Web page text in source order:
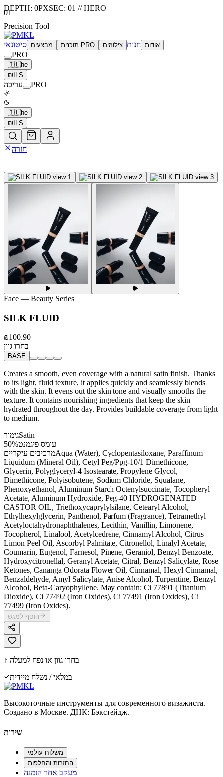
DEPTH: 0PXSEC: 01 //HERO
01
Precision Tool
חנות צילומים תוכנית PRO מבצעים סיטונאי אודות
PRO
🇮🇱he
₪ ILS
עריכה PRO
🇮🇱he
₪ ILS
חזרה
Face — Beauty Series
SILK FLUID
₪100.90
בחרו גוון
BASE
Creates a smooth, even coverage with a natural satin finish. Thanks
to its light, fluid texture, it applies quickly and seamlessly blends
with the skin. It evens out the skin tone and visually smooths the
texture. It contains nourishing ingredients that keep the skin
hydrated throughout the day. Provides buildable coverage from light
to medium.
גימורSatin
עומס פיגמנט50%
מרכיבים עיקרייםAqua (Water), Cyclopentasiloxane, Paraffinum
Liquidum (Mineral Oil), Cetyl Peg/Ppg-10/1 Dimethicone,
Glycerin, Polyglyceryl-4 Isostearate, Propylene Glycol,
Dimethicone, Polyisobutene, Sodium Chloride, Squalane,
Phenoxyethanol, Aluminum Starch Octenylsuccinate, Tocopheryl
Acetate, Aluminum Hydroxide, Peg-40 HYDROGENATED
CASTOR OIL, Triethoxycaprylylsilane, Cetearyl Alcohol,
Ethylhexylglycerin, Panthenol, Parfum (Fragrance), Tetramethyl
Acetyloctahydronaphthalenes, Lecithin, Vanillin, Limonene,
Tocopherol, Linalool, Acetylcedrene, Cinnamyl Alcohol, Citrus
Limon Peel Oil, Ascorbyl Palmitate, Citronellol, Linalyl Acetate,
Coumarin, Eugenol, Farnesol, Pinene, Geraniol, Benzyl Benzoate,
Hydroxycitronellal, Geranyl Acetate, Citral, Benzyl Salicylate, Rose
Ketones, Cananga Odorata Flower Oil, Cinnamal, Hexyl Cinnamal,
Benzaldehyde, Amyl Salicylate, Anise Alcohol, Turpentine, Benzyl
Alcohol, Beta-Caryophyllene. May contain: Ci 77891 (Titanium
Dioxide), Ci 77492 (Iron Oxides), Ci 77491 (Iron Oxides), Ci
77499 (Iron Oxides).
הוסף למגש
↑ בחרו גוון או נפח למעלה
במלאי / נשלח מיידית
Высокоточные инструменты для современного визажиста.
Создано в Москве. ДНК: Бэкстейдж.
שירות
משלוח עולמי
החזרות והחלפות
מעקב אחר הזמנה